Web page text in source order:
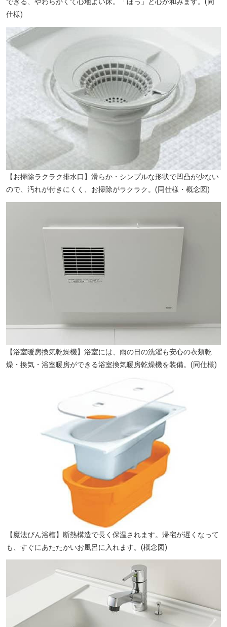
できる、やわらかくて心地よい床。「ほっ」と心が和みます。(同
仕様)
【お掃除ラクラク排水口】滑らか・シンプルな形状で凹凸が少ない
ので、汚れが付きにくく、お掃除がラクラク。(同仕様・概念図)
【浴室暖房換気乾燥機】浴室には、雨の日の洗濯も安心の衣類乾
燥・換気・浴室暖房ができる浴室換気暖房乾燥機を装備。(同仕様)
【魔法びん浴槽】断熱構造で長く保温されます。帰宅が遅くなって
も、すぐにあたたかいお風呂に入れます。(概念図)